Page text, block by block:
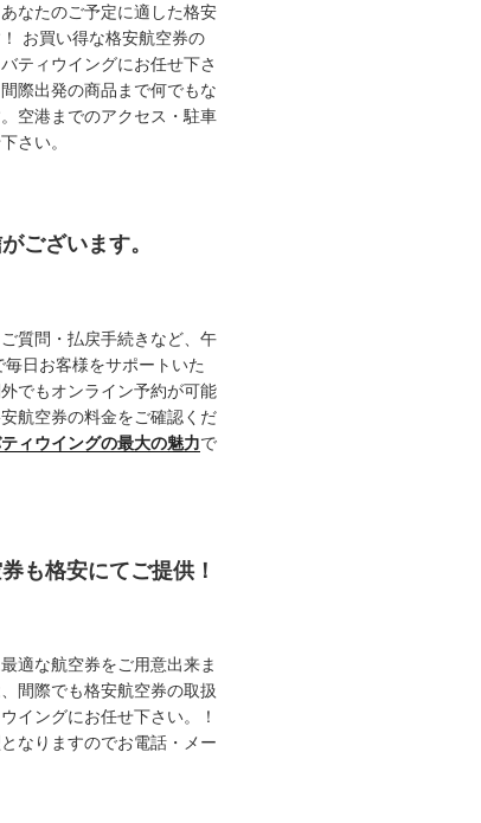
なたのご予定に適した格安
お買い得な格安航空券の
ティウイングにお任せ下さ
際出発の商品まで何でもな
空港までのアクセス・駐車
さい。
ございます。
質問・払戻手続きなど、午
日お客様をサポートいた
でもオンライン予約が可能
航空券の料金をご確認くだ
ィウイングの最大の魅力で
も格安にてご提供！
適な航空券をご用意出来ま
間際でも格安航空券の取扱
イングにお任せ下さい。！
なりますのでお電話・メー